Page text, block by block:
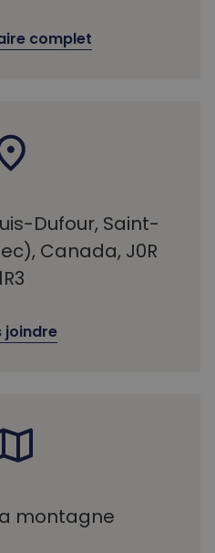
complet
Dufour, Saint-
Canada, J0R
joindre
montagne